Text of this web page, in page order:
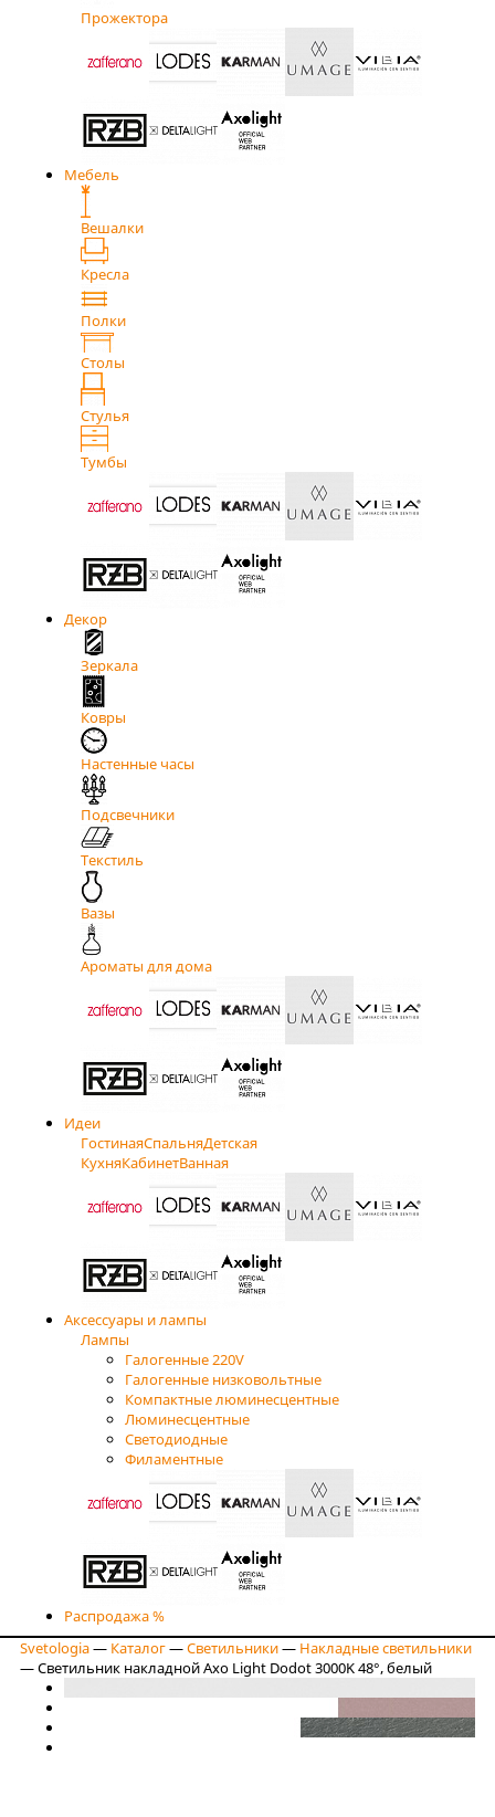
Прожектора
Мебель
Вешалки
Кресла
Полки
Столы
Стулья
Тумбы
Декор
Зеркала
Ковры
Настенные часы
Подсвечники
Текстиль
Вазы
Ароматы для дома
Идеи
ГостинаяСпальняДетская
КухняКабинетВанная
Аксессуары и лампы
Лампы
Галогенные 220V
Галогенные низковольтные
Компактные люминесцентные
Люминесцентные
Светодиодные
Филаментные
Распродажа %
Svetologia— Каталог—Светильники— Накладные светильники
—Светильник накладной Axo Light Dodot 3000K 48°, белый